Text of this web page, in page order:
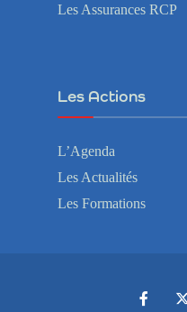
Les Assurances RCP
Les Actions
L’Agenda
Les Actualités
Les Formations